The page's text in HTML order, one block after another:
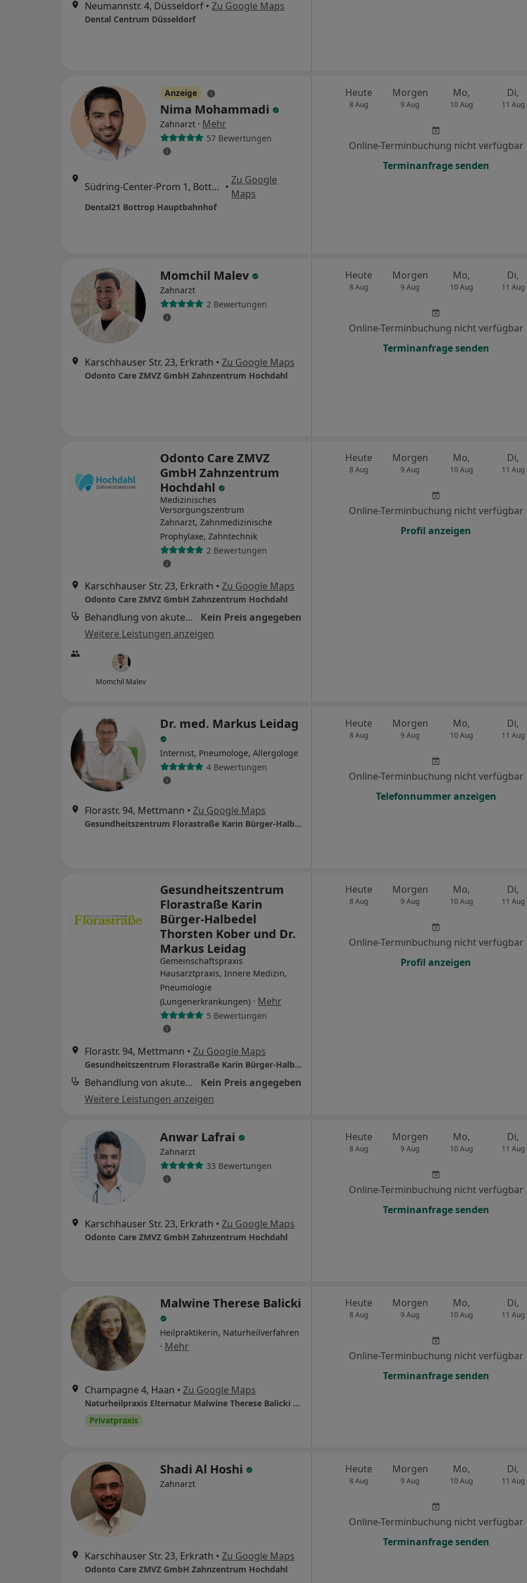
Neumannstr. 4, Düsseldorf • Zu Google Maps
Dental Centrum Düsseldorf
Anzeige
Nima Mohammadi
Zahnarzt · Mehr
57 Bewertungen
Südring-Center-Prom 1, Bottrop •
Zu Google
Maps
Dental21 Bottrop Hauptbahnhof
Heute
8 Aug
Morgen
9 Aug
Mo,
10 Aug
Di,
11 Aug
Online-Terminbuchung nicht verfügbar
Terminanfrage senden
Momchil Malev
Zahnarzt
2 Bewertungen
Karschhauser Str. 23, Erkrath • Zu Google Maps
Odonto Care ZMVZ GmbH Zahnzentrum Hochdahl
Heute
8 Aug
Morgen
9 Aug
Mo,
10 Aug
Di,
11 Aug
Online-Terminbuchung nicht verfügbar
Terminanfrage senden
Odonto Care ZMVZ
GmbH Zahnzentrum
Hochdahl
Medizinisches
Versorgungszentrum
Zahnarzt, Zahnmedizinische
Prophylaxe, Zahntechnik
2 Bewertungen
Karschhauser Str. 23, Erkrath • Zu Google Maps
Odonto Care ZMVZ GmbH Zahnzentrum Hochdahl
Behandlung von akuten Beschwerden/Schmerzen
Kein Preis angegeben
Weitere Leistungen anzeigen
Momchil Malev
Heute
8 Aug
Morgen
9 Aug
Mo,
10 Aug
Di,
11 Aug
Online-Terminbuchung nicht verfügbar
Profil anzeigen
Dr. med. Markus Leidag
Internist, Pneumologe, Allergologe
4 Bewertungen
Florastr. 94, Mettmann • Zu Google Maps
Gesundheitszentrum Florastraße Karin Bürger-Halbedel Thorsten Kober und Dr. Markus Leidag
Heute
8 Aug
Morgen
9 Aug
Mo,
10 Aug
Di,
11 Aug
Online-Terminbuchung nicht verfügbar
Telefonnummer anzeigen
Gesundheitszentrum
Florastraße Karin
Bürger-Halbedel
Thorsten Kober und Dr.
Markus Leidag
Gemeinschaftspraxis
Hausarztpraxis, Innere Medizin,
Pneumologie
(Lungenerkrankungen) · Mehr
5 Bewertungen
Florastr. 94, Mettmann • Zu Google Maps
Gesundheitszentrum Florastraße Karin Bürger-Halbedel Thorsten Kober und Dr. Markus Leidag
Behandlung von akuten Beschwerden/Schmerzen
Kein Preis angegeben
Weitere Leistungen anzeigen
Heute
8 Aug
Morgen
9 Aug
Mo,
10 Aug
Di,
11 Aug
Online-Terminbuchung nicht verfügbar
Profil anzeigen
Anwar Lafrai
Zahnarzt
33 Bewertungen
Karschhauser Str. 23, Erkrath • Zu Google Maps
Odonto Care ZMVZ GmbH Zahnzentrum Hochdahl
Heute
8 Aug
Morgen
9 Aug
Mo,
10 Aug
Di,
11 Aug
Online-Terminbuchung nicht verfügbar
Terminanfrage senden
Malwine Therese Balicki
Heilpraktikerin, Naturheilverfahren
· Mehr
Champagne 4, Haan • Zu Google Maps
Naturheilpraxis Elternatur Malwine Therese Balicki Heilpraktikerin
Privatpraxis
Heute
8 Aug
Morgen
9 Aug
Mo,
10 Aug
Di,
11 Aug
Online-Terminbuchung nicht verfügbar
Terminanfrage senden
Shadi Al Hoshi
Zahnarzt
Karschhauser Str. 23, Erkrath • Zu Google Maps
Odonto Care ZMVZ GmbH Zahnzentrum Hochdahl
Heute
8 Aug
Morgen
9 Aug
Mo,
10 Aug
Di,
11 Aug
Online-Terminbuchung nicht verfügbar
Terminanfrage senden